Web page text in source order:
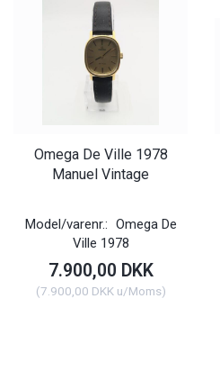
Omega De Ville 1978
Manuel Vintage
Model/varenr.: Omega De
Ville 1978
7.900,00 DKK
(7.900,00 DKKu/Moms)